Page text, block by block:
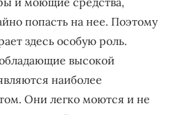
попасть на нее. Поэтому
здесь особую роль.
высокой
наиболее
Они легко моются и не